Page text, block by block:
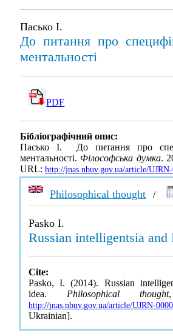
Пасько І.
До питання про
ментальності
PDF
Бібліографічний опис:
Пасько І. До питання про
ментальності. Філософська думка.
URL: http://jnas.nbuv.gov.ua/article/
Philosophical thought /
Pasko I.
Russian intelligentsia and
Cite:
Pasko, I. (2014). Russian
idea. Philosophical thought
http://jnas.nbuv.gov.ua/article/UJRN-
Ukrainian].